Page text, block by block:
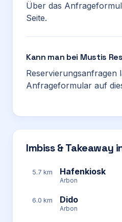
Über das
Seite.
Kann man bei Mustis
Reservierungsanfragen
Anfrageformular auf
Imbiss & Takeaway
5.7 km Hafenkiosk
Arbon
6.0 km Dido
Arbon